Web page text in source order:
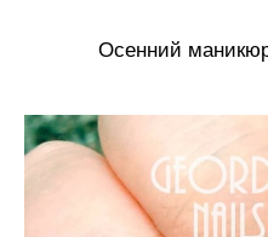
Осенний маникюр